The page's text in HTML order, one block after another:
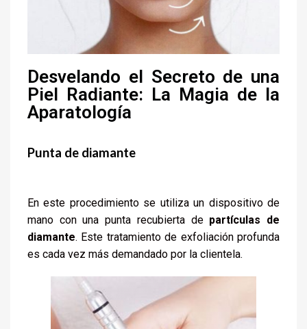
Desvelando el Secreto de una
Piel Radiante: La Magia de la
Aparatología
Punta de diamante
En este procedimiento se utiliza un dispositivo de
mano con una punta recubierta de partículas de
diamante. Este tratamiento de exfoliación profunda
es cada vez más demandado por la clientela.